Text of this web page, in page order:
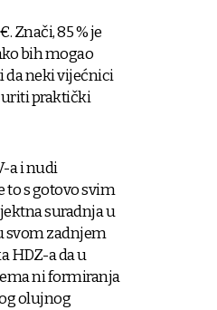
Znači, 85 % je
bih mogao
da neki vijećnici
praktički
a i nudi
to s gotovo svim
suradnja u
svom zadnjem
HDZ-a da u
ni formiranja
olujnog